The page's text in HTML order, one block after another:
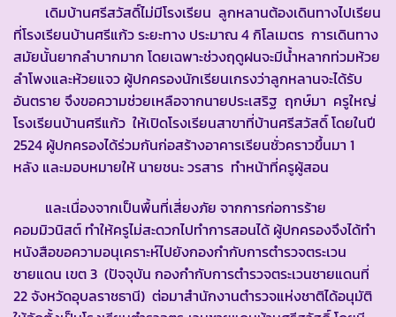
เดิมบ้านศรีสวัสดิ์ไม่มีโรงเรียน ลูกหลานต้องเดินทางไปเรียน
ที่โรงเรียนบ้านศรีแก้ว ระยะทาง ประมาณ 4 กิโลเมตร การเดินทาง
สมัยนั้นยากลำบากมาก โดยเฉพาะช่วงฤดูฝนจะมีน้ำหลากท่วมห้วย
ลำโพงและห้วยแจว ผู้ปกครองนักเรียนเกรงว่าลูกหลานจะได้รับ
อันตราย จึงขอความช่วยเหลือจากนายประเสริฐ ฤกษ์มา ครูใหญ่
โรงเรียนบ้านศรีแก้ว ให้เปิดโรงเรียนสาขาที่บ้านศรีสวัสดิ์ โดยในปี
2524 ผู้ปกครองได้ร่วมกันก่อสร้างอาคารเรียนชั่วคราวขึ้นมา 1
หลัง และมอบหมายให้ นายชนะ วรสาร ทำหน้าที่ครูผู้สอน
และเนื่องจากเป็นพื้นที่เสี่ยงภัย จากการก่อการร้าย
คอมมิวนิสต์ ทำให้ครูไม่สะดวกไปทำการสอนได้ ผู้ปกครองจึงได้ทำ
หนังสือขอความอนุเคราะห์ไปยังกองกำกับการตำรวจตระเวน
ชายแดน เขต 3 (ปัจจุบัน กองกำกับการตำรวจตระเวนชายแดนที่
22 จังหวัดอุบลราชธานี) ต่อมาสำนักงานตำรวจแห่งชาติได้อนุมัติ